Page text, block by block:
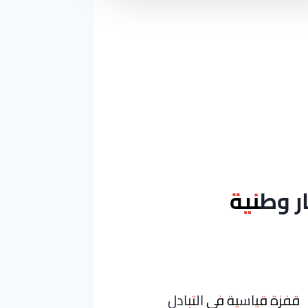
وطنية
قفزة قياسية في التبادل